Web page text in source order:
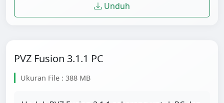
Unduh
PVZ Fusion 3.1.1 PC
Ukuran File : 388 MB